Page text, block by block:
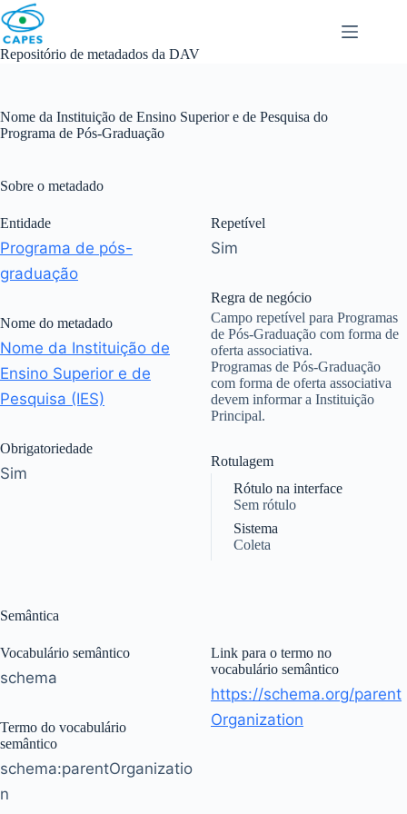
Skip
to
content
Repositório de metadados da DAV
Nome da Instituição de Ensino Superior e de Pesquisa do
Programa de Pós-Graduação
Sobre o metadado
Entidade
Programa de pós-
graduação
Nome do metadado
Nome da Instituição de
Ensino Superior e de
Pesquisa (IES)
Obrigatoriedade
Sim
Repetível
Sim
Regra de negócio
Campo repetível para Programas
de Pós-Graduação com forma de
oferta associativa.
Programas de Pós-Graduação
com forma de oferta associativa
devem informar a Instituição
Principal.
Rotulagem
Rótulo na interface
Sem rótulo
Sistema
Coleta
Semântica
Vocabulário semântico
schema
Termo do vocabulário
semântico
schema:parentOrganizatio
n
Link para o termo no
vocabulário semântico
https://schema.org/parent
Organization